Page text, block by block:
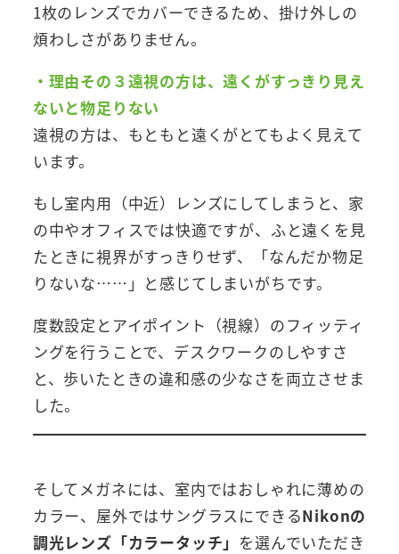
1枚のレンズでカバーできるため、掛け外しの
煩わしさがありません。
・理由その３遠視の方は、遠くがすっきり見え
ないと物足りない
遠視の方は、もともと遠くがとてもよく見えて
います。
もし室内用（中近）レンズにしてしまうと、家
の中やオフィスでは快適ですが、ふと遠くを見
たときに視界がすっきりせず、「なんだか物足
りないな……」と感じてしまいがちです。
度数設定とアイポイント（視線）のフィッティ
ングを行うことで、デスクワークのしやすさ
と、歩いたときの違和感の少なさを両立させま
した。
そしてメガネには、室内ではおしゃれに薄めの
カラー、屋外ではサングラスにできるNikonの
調光レンズ「カラータッチ」 を選んでいただき